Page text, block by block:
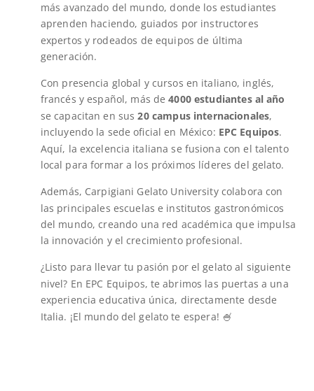
más avanzado del mundo, donde los estudiantes
aprenden haciendo, guiados por instructores
expertos y rodeados de equipos de última
generación.
Con presencia global y cursos en italiano, inglés,
francés y español, más de4000 estudiantes al año
se capacitan en sus20 campus internacionales,
incluyendo la sede oficial en México: EPC Equipos.
Aquí, la excelencia italiana se fusiona con el talento
local para formar a los próximos líderes del gelato.
Además, Carpigiani Gelato University colabora con
las principales escuelas e institutos gastronómicos
del mundo, creando una red académica que impulsa
la innovación y el crecimiento profesional.
¿Listo para llevar tu pasión por el gelato al siguiente
nivel? En EPC Equipos, te abrimos las puertas a una
experiencia educativa única, directamente desde
Italia. ¡El mundo del gelato te espera! 🍧